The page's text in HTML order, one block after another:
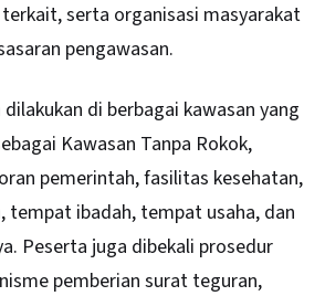
serta organisasi masyarakat
pengawasan.
di berbagai kawasan yang
Kawasan Tanpa Rokok,
pemerintah, fasilitas kesehatan,
tempat ibadah, tempat usaha, dan
Peserta juga dibekali prosedur
pemberian surat teguran,